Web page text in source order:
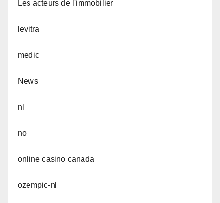
Les acteurs de l'immobilier
levitra
medic
News
nl
no
online casino canada
ozempic-nl